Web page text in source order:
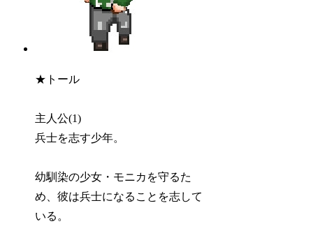
★トール
主人公(1)
兵士を志す少年。
幼馴染の少女・モニカを守るた
め、彼は兵士になることを志して
いる。